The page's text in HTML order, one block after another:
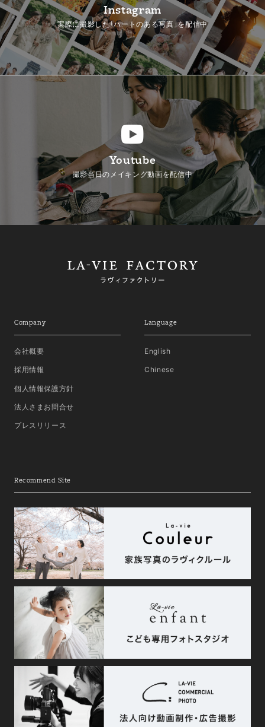
Instagram
実際に撮影した「ハートのある写真」を配信中
Youtube
撮影当日のメイキング動画を配信中
Company
会社概要
採用情報
個人情報保護方針
法人さまお問合せ
プレスリリース
Language
English
Chinese
Recommend Site